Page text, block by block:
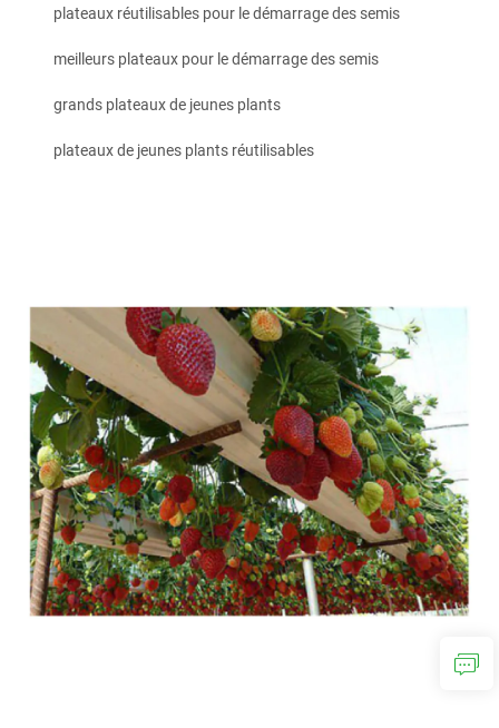
plateaux réutilisables pour le démarrage des semis
meilleurs plateaux pour le démarrage des semis
grands plateaux de jeunes plants
plateaux de jeunes plants réutilisables